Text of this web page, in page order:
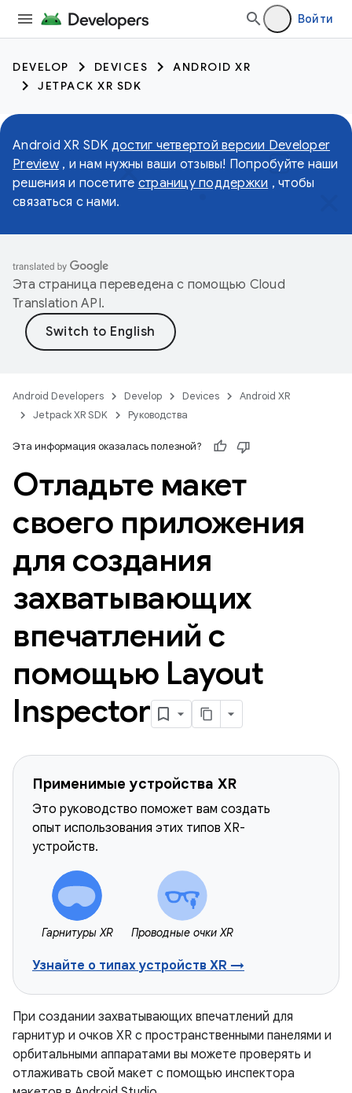
Войти
DEVELOP DEVICES
ANDROID XR
JETPACK XR SDK
Android XR SDK достиг четвертой версии Developer
Preview, и нам нужны ваши отзывы! Попробуйте наши
решения и посетите страницу поддержки , чтобы
связаться с нами.
Эта страница переведена с помощью Cloud
Translation API.
Android Developers Develop Devices
Android XR
Jetpack XR SDK
Руководства
Эта информация оказалась полезной?
Отладьте макет
своего приложения
для создания
захватывающих
впечатлений с
помощью Layout
Inspector
Применимые устройства XR
Это руководство поможет вам создать
опыт использования этих типов XR-
устройств.
Гарнитуры XR Проводные очки XR
Узнайте о типах устройств XR →
При создании захватывающих впечатлений для
гарнитур и очков XR с пространственными панелями и
орбитальными аппаратами вы можете проверять и
отлаживать свой макет с помощью инспектора